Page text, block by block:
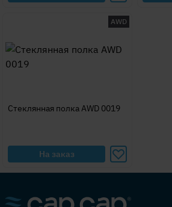
AWD
Стеклянная полка AWD 0019
На заказ